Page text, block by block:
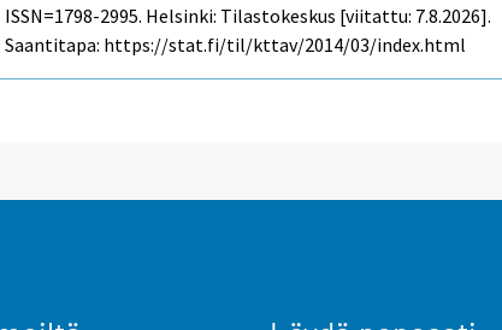
ISSN=1798-2995. Helsinki: Tilastokeskus [viitattu: 7.8.2026].
Saantitapa: https://stat.fi/til/kttav/2014/03/index.html